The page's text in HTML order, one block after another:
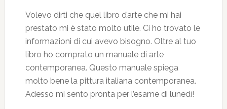
Volevo dirti che quel libro d’arte che mi hai
prestato mi è stato molto utile. Ci ho trovato le
informazioni di cui avevo bisogno. Oltre al tuo
libro ho comprato un manuale di arte
contemporanea. Questo manuale spiega
molto bene la pittura italiana contemporanea.
Adesso mi sento pronta per l’esame di lunedì!